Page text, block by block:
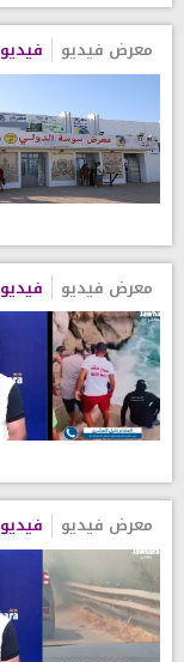
معرض فيديو فيديو
معرض فيديو فيديو
معرض فيديو فيديو